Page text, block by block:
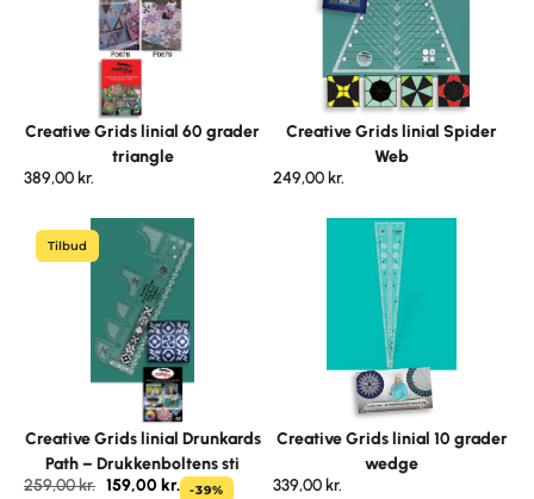
Creative Grids linial 60 grader
triangle
389,00 kr.
Creative Grids linial Spider
Web
249,00 kr.
Tilbud
Creative Grids linial Drunkards
Path – Drukkenboltens sti
259,00kr. 159,00 kr. -39%
Creative Grids linial 10 grader
wedge
339,00 kr.